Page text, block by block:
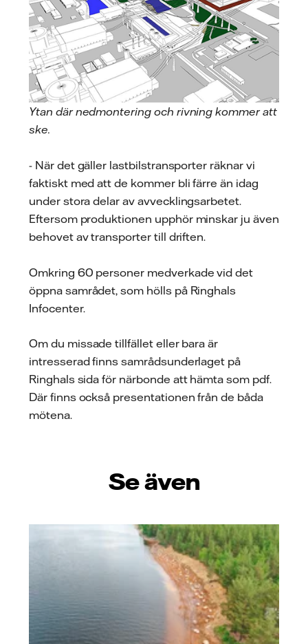
Ytan där nedmontering och rivning kommer att
ske.
- När det gäller lastbilstransporter räknar vi
faktiskt med att de kommer bli färre än idag
under stora delar av avvecklingsarbetet.
Eftersom produktionen upphör minskar ju även
behovet av transporter till driften.
Omkring 60 personer medverkade vid det
öppna samrådet, som hölls på Ringhals
Infocenter.
Om du missade tillfället eller bara är
intresserad finns samrådsunderlaget på
Ringhals sida för närbonde att hämta som pdf.
Där finns också presentationen från de båda
mötena.
Se även